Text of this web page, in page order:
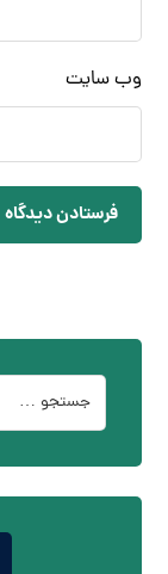
وب‌ سایت
فرستادن دیدگاه